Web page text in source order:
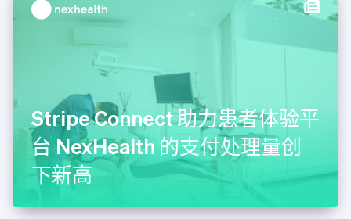
Stripe Connect 助力患者体验平
台 NexHealth 的支付处理量创
下新高
德国
English
EnglishSvenska
荷兰
NederlandsEnglish
加拿大
EnglishFrançais
捷克
克罗地亚